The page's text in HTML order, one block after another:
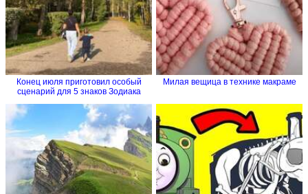
Конец июля приготовил особый
сценарий для 5 знаков Зодиака
Милая вещица в технике макраме